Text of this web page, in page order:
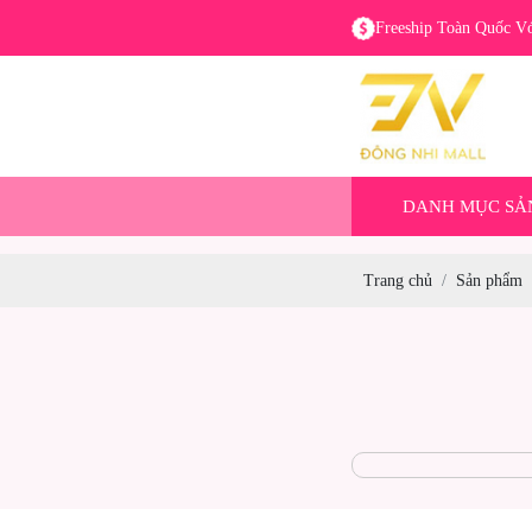
Freeship Toàn Quốc
DANH MỤC
Trang chủ Sản phẩm